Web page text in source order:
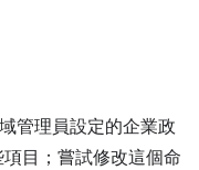
管理員設定的企業政
目；嘗試修改這個命